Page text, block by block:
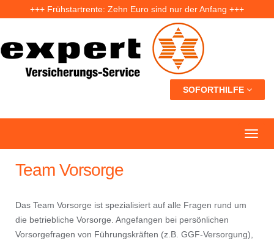
+++ Frühstartrente: Zehn Euro sind nur der Anfang +++
SOFORTHILFE
Team Vorsorge
Das Team Vorsorge ist spezialisiert auf alle Fragen rund um
die betriebliche Vorsorge. Angefangen bei persönlichen
Vorsorgefragen von Führungskräften (z.B. GGF-Versorgung),